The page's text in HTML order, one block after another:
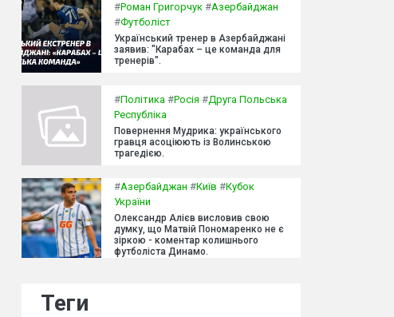
#Роман Григорчук #Азербайджан
#Футболіст
Український тренер в Азербайджані
заявив: "Карабах – це команда для
тренерів".
#Політика #Росія #Друга Польська
Республіка
Повернення Мудрика: українського
гравця асоціюють із Волинською
трагедією.
#Азербайджан #Київ #Кубок
України
Олександр Алієв висловив свою
думку, що Матвій Пономаренко не є
зіркою - коментар колишнього
футболіста Динамо.
Теги